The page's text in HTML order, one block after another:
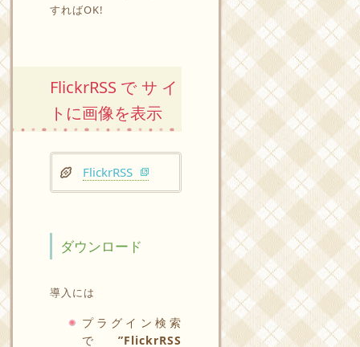
すればOK!
FlickrRSSでサイ
トに画像を表示
FlickrRSS
ダウンロード
導入には
プラグイン検索
で
”FlickrRSS